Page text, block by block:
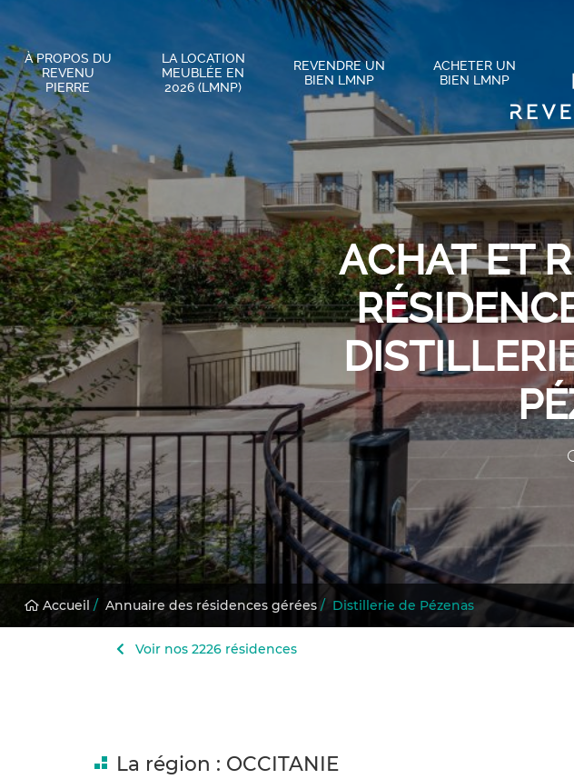
À PROPOS DU
REVENU
PIERRE
LA LOCATION
MEUBLÉE EN
2026 (LMNP)
REVENDRE UN
BIEN LMNP
ACHETER UN
BIEN LMNP
ACHAT ET
Accueil / Annuaire des résidences gérées / Distillerie de Pézenas
Voir nos 2226 résidences
La région : OCCITANIE